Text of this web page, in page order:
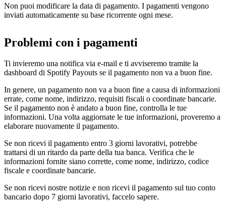
Non puoi modificare la data di pagamento. I pagamenti vengono
inviati automaticamente su base ricorrente ogni mese.
Problemi con i pagamenti
Ti invieremo una notifica via e-mail e ti avviseremo tramite la
dashboard di Spotify Payouts se il pagamento non va a buon fine.
In genere, un pagamento non va a buon fine a causa di informazioni
errate, come nome, indirizzo, requisiti fiscali o coordinate bancarie.
Se il pagamento non è andato a buon fine, controlla le tue
informazioni. Una volta aggiornate le tue informazioni, proveremo a
elaborare nuovamente il pagamento.
Se non ricevi il pagamento entro 3 giorni lavorativi, potrebbe
trattarsi di un ritardo da parte della tua banca. Verifica che le
informazioni fornite siano corrette, come nome, indirizzo, codice
fiscale e coordinate bancarie.
Se non ricevi nostre notizie e non ricevi il pagamento sul tuo conto
bancario dopo 7 giorni lavorativi, faccelo sapere.